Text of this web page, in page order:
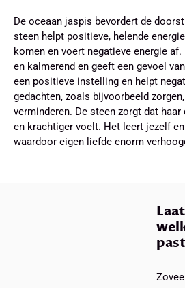
De oceaan jaspis bevordert de
steen helpt positieve, helende
komen en voert negatieve energie
en kalmerend en geeft een gevoel
een positieve instelling en helpt
gedachten, zoals bijvoorbeeld
verminderen. De steen zorgt dat
en krachtiger voelt. Het leert jezelf
waardoor eigen liefde enorm
past